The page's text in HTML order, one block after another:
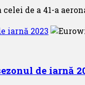
de a 41-a
iarnă 2023
de iarnă